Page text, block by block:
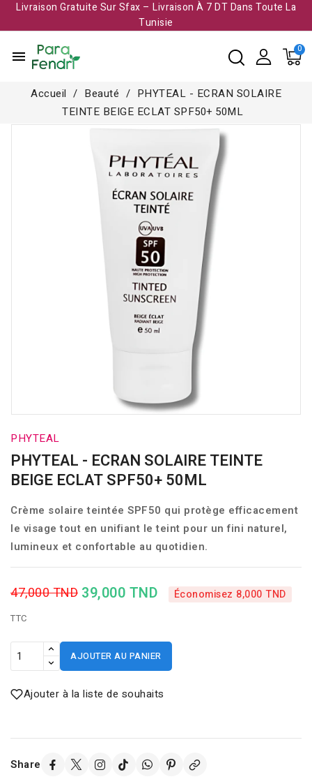
Livraison Gratuite Sur Sfax – Livraison À 7 DT Dans Toute La
Tunisie​
menu
Accueil Beauté
PHYTEAL - ECRAN SOLAIRE
TEINTE BEIGE ECLAT SPF50+ 50ML
PHYTEAL
PHYTEAL - ECRAN SOLAIRE TEINTE
BEIGE ECLAT SPF50+ 50ML
Crème solaire teintée SPF50 qui protège efficacement
le visage tout en unifiant le teint pour un fini naturel,
lumineux et confortable au quotidien.
47,000 TND 39,000 TND Économisez 8,000 TND
TTC
AJOUTER AU PANIER
Ajouter à la liste de souhaits
Share